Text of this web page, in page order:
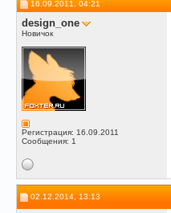
16.09.2011, 04:21
design_one
Новичок
Регистрация: 16.09.2011
Сообщения: 1
02.12.2014, 13:13